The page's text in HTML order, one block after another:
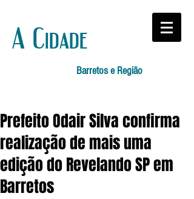
A Cidade
Barretos e Região
Prefeito Odair Silva confirma
realização de mais uma
edição do Revelando SP em
Barretos